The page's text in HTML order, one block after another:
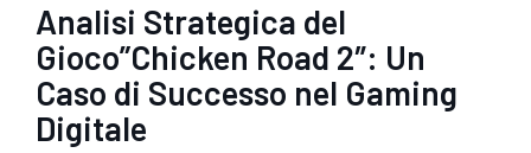
Analisi Strategica del
Gioco”Chicken Road 2″: Un
Caso di Successo nel Gaming
Digitale